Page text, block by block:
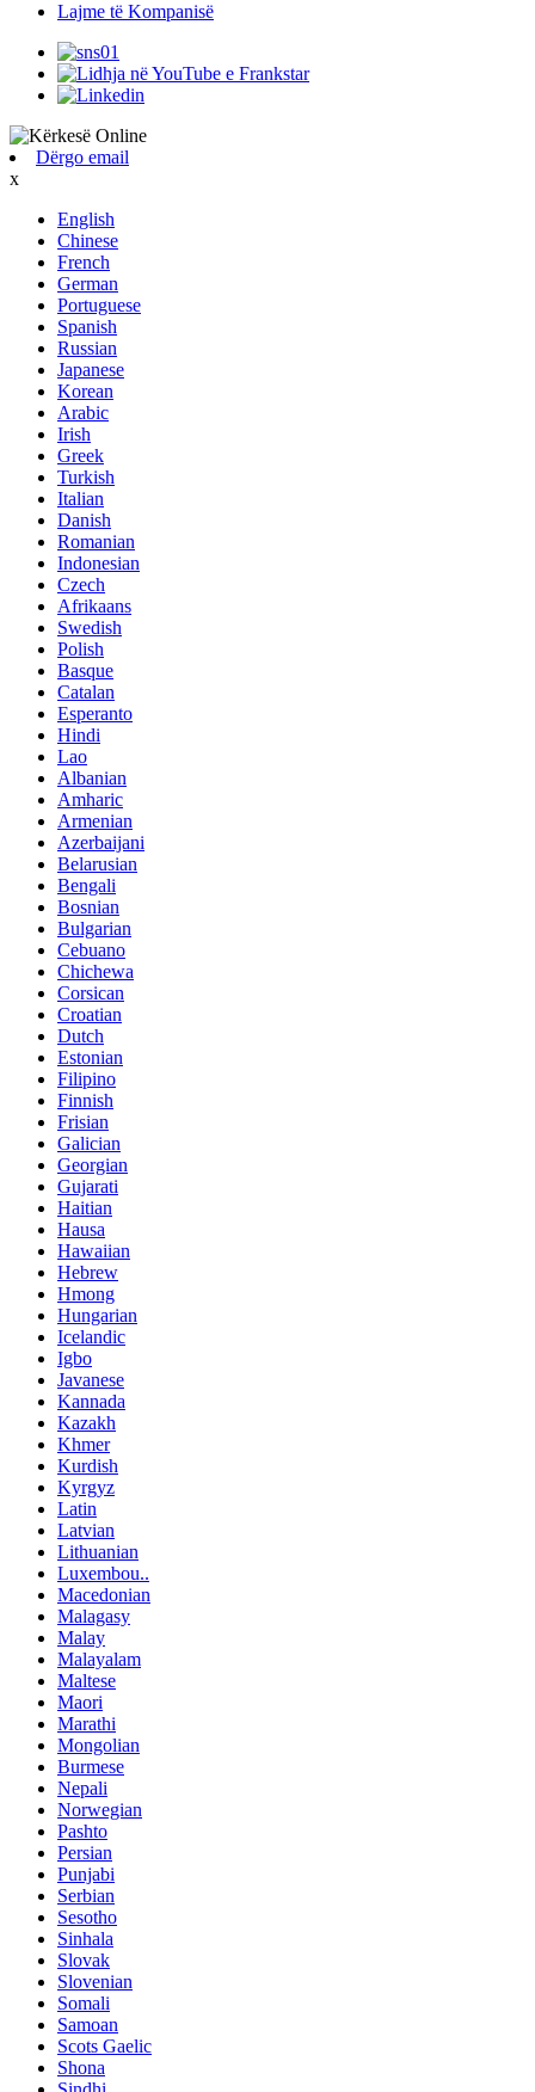
Lajme të Kompanisë
Dërgo email
x
English
Chinese
French
German
Portuguese
Spanish
Russian
Japanese
Korean
Arabic
Irish
Greek
Turkish
Italian
Danish
Romanian
Indonesian
Czech
Afrikaans
Swedish
Polish
Basque
Catalan
Esperanto
Hindi
Lao
Albanian
Amharic
Armenian
Azerbaijani
Belarusian
Bengali
Bosnian
Bulgarian
Cebuano
Chichewa
Corsican
Croatian
Dutch
Estonian
Filipino
Finnish
Frisian
Galician
Georgian
Gujarati
Haitian
Hausa
Hawaiian
Hebrew
Hmong
Hungarian
Icelandic
Igbo
Javanese
Kannada
Kazakh
Khmer
Kurdish
Kyrgyz
Latin
Latvian
Lithuanian
Luxembou..
Macedonian
Malagasy
Malay
Malayalam
Maltese
Maori
Marathi
Mongolian
Burmese
Nepali
Norwegian
Pashto
Persian
Punjabi
Serbian
Sesotho
Sinhala
Slovak
Slovenian
Somali
Samoan
Scots Gaelic
Shona